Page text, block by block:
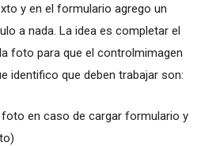
y en el formulario agrego un
a nada. La idea es completar el
foto para que el controlmimagen
identifico que deben trabajar son:
en caso de cargar formulario y